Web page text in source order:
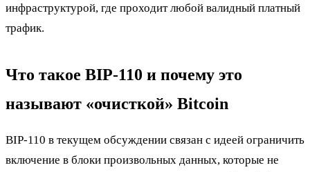
инфраструктурой, где проходит любой валидный платный
трафик.
Что такое BIP-110 и почему это
называют «очисткой» Bitcoin
BIP-110 в текущем обсуждении связан с идеей ограничить
включение в блоки произвольных данных, которые не